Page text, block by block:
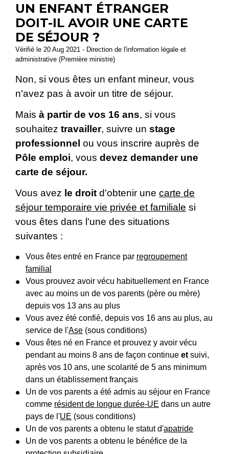
UN ENFANT ÉTRANGER
DOIT-IL AVOIR UNE CARTE
DE SÉJOUR ?
Vérifié le 20 Aug 2021 - Direction de l'information légale et
administrative (Première ministre)
Non, si vous êtes un enfant mineur, vous
n'avez pas à avoir un titre de séjour.
Mais à partir de vos 16 ans, si vous
souhaitez travailler, suivre un stage
professionnel ou vous inscrire auprès de
Pôle emploi, vous devez demander une
carte de séjour.
Vous avez le droit d'obtenir une carte de
séjour temporaire vie privée et familiale si
vous êtes dans l'une des situations
suivantes :
Vous êtes entré en France par regroupement
familial
Vous prouvez avoir vécu habituellement en France
avec au moins un de vos parents (père ou mère)
depuis vos 13 ans au plus
Vous avez été confié, depuis vos 16 ans au plus, au
service de l'Ase (sous conditions)
Vous êtes né en France et prouvez y avoir vécu
pendant au moins 8 ans de façon continue et suivi,
après vos 10 ans, une scolarité de 5 ans minimum
dans un établissement français
Un de vos parents a été admis au séjour en France
comme résident de longue durée-UE dans un autre
pays de l'UE (sous conditions)
Un de vos parents a obtenu le statut d'apatride
Un de vos parents a obtenu le bénéfice de la